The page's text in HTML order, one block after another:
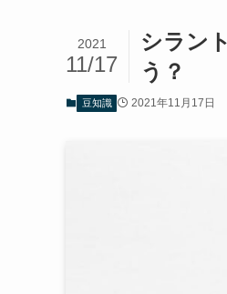
シラン
う？
2021
11/17
豆知識 2021年11月17日